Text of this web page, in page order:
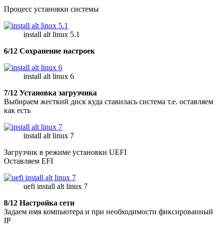
Процесс установки системы
install alt linux 5.1
6/12 Сохранение настроек
install alt linux 6
7/12 Установка загрузчика
Выбираем жесткий диск куда ставилась система т.е. оставляем
как есть
install alt linux 7
Загрузчик в режиме установки UEFI
Оставляем EFI
uefi install alt linux 7
8/12 Настройка сети
Задаем имя компьютера и при необходимости фиксированный
IP